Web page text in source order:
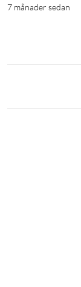
7 månader sedan